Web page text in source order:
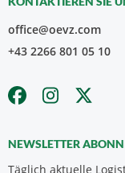
office@oevz.com
+43 2266 801 05 10
NEWSLETTER
Täglich aktuelle